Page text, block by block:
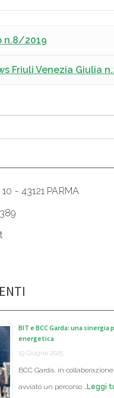
n.8/2019
Friuli Venezia Giulia
- 43121 PARMA
BIT e BCC Garda: una
energetica
19 Giugno 2025
BCC Garda, in
avviato un percorso … Leggi